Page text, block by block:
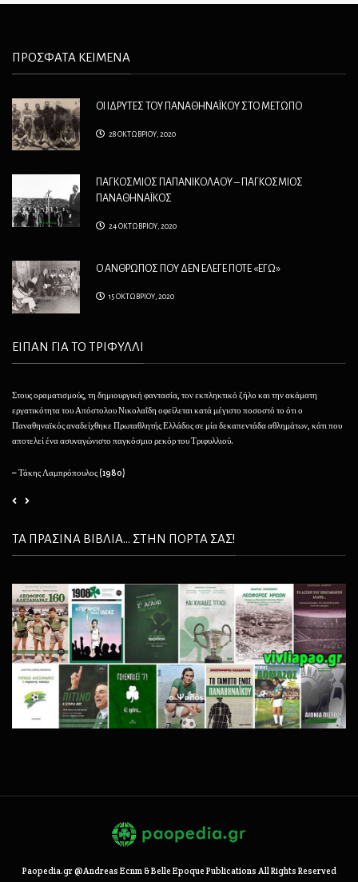
ΠΡΟΣΦΑΤΑ ΚΕΙΜΕΝΑ
ΟΙ ΙΔΡΥΤΕΣ ΤΟΥ ΠΑΝΑΘΗΝΑΪΚΟΥ ΣΤΟ ΜΕΤΩΠΟ
28 ΟΚΤΩΒΡΙΟΥ, 2020
ΠΑΓΚΟΣΜΙΟΣ ΠΑΠΑΝΙΚΟΛΑΟΥ – ΠΑΓΚΟΣΜΙΟΣ
ΠΑΝΑΘΗΝΑΪΚΟΣ
24 ΟΚΤΩΒΡΙΟΥ, 2020
Ο ΑΝΘΡΩΠΟΣ ΠΟΥ ΔΕΝ ΕΛΕΓΕ ΠΟΤΕ «ΕΓΩ»
15 ΟΚΤΩΒΡΙΟΥ, 2020
ΕΙΠΑΝ ΓΙΑ ΤΟ ΤΡΙΦΥΛΛΙ
Στους οραματισμούς, τη δημιουργική φαντασία, τον εκπληκτικό ζήλο και την ακάματη
εργατικότητα του Απόστολου Νικολαΐδη οφείλεται κατά μέγιστο ποσοστό το ότι ο
Παναθηναϊκός αναδείχθηκε Πρωταθλητής Ελλάδος σε μία δεκαπεντάδα αθλημάτων, κάτι που
αποτελεί ένα ασυναγώνιστο παγκόσμιο ρεκόρ του Τριφυλλιού.
– Τάκης Λαμπρόπουλος (1980)
ΤΑ ΠΡΑΣΙΝΑ ΒΙΒΛΙΑ... ΣΤΗΝ ΠΟΡΤΑ ΣΑΣ!
Paopedia.gr @Andreas Ecnm & Belle Epoque Publications All Rights Reserved